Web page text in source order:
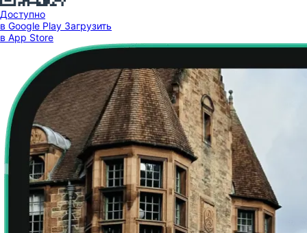
Доступно
в Google Play Загрузить
в App Store